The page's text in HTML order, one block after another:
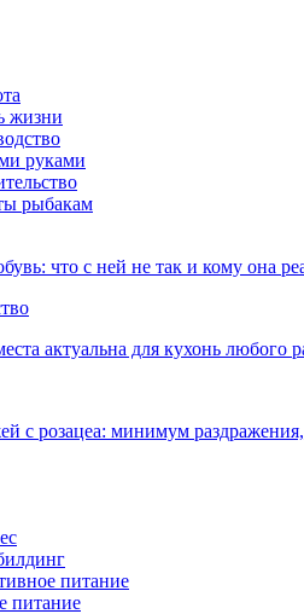
жизни
руками
рыбакам
что с ней не так и кому она
актуальна для кухонь любого
с розацеа: минимум
питание
питание